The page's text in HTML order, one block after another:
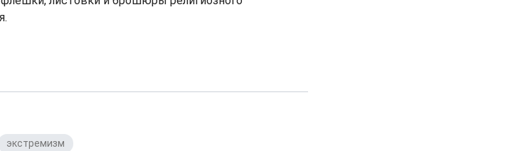
экстремизм